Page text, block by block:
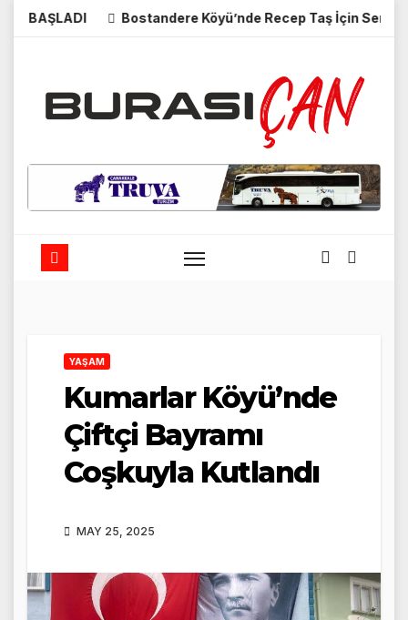
Bostandere Köyü’nde Recep Taş İçin Seneyi
YAŞAM
Kumarlar Köyü’nde
Çiftçi Bayramı
Coşkuyla Kutlandı
MAY 25, 2025